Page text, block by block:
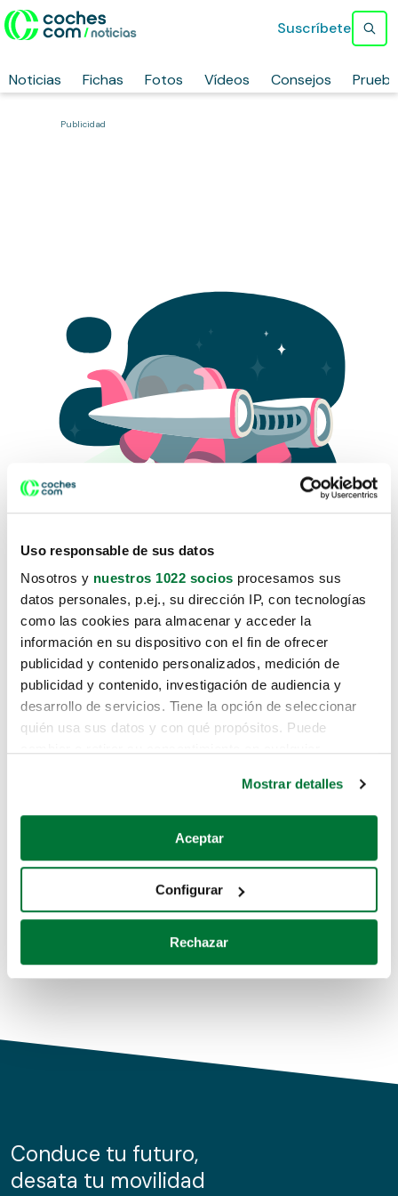
Uso responsable de sus datos
Nosotros y nuestros 1022 socios procesamos sus
datos personales, p.ej., su dirección IP, con tecnologías
como las cookies para almacenar y acceder la
información en su dispositivo con el fin de ofrecer
publicidad y contenido personalizados, medición de
publicidad y contenido, investigación de audiencia y
desarrollo de servicios. Tiene la opción de seleccionar
quién usa sus datos y con qué propósitos. Puede
Si lo permite, también quisiéramos:
Recopilar información sobre su ubicación geográfica
Identificar su dispositivo analizándolo activamente
para buscar características específicas (huellas
Obtenga más información sobre cómo se procesan sus
de cookies.
información sobre el uso que haga del sitio web con
nuestros partners de redes sociales, publicidad y análisis
Mostrar detalles
Aceptar
Configurar
Rechazar
Noticias Fichas Fotos Vídeos Consejos
Suscríbete
Publicidad
Lo sentimos, no sabemos como
te hemos traido hasta aquí.
Pero puedes encontrar el coche que estás
buscando en alguno de estos enlaces:
Coches de segunda mano
Coches de km0
Conduce tu futuro,
desata tu movilidad